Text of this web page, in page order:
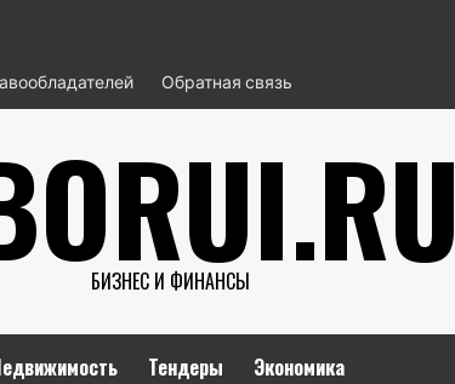
Обратная связь
БИЗНЕС И ФИНАНСЫ
Тендеры Экономика